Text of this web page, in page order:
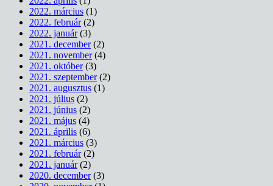
2022. március (1)
2022. február(2)
2022. január(3)
2021. december(2)
2021. november(4)
2021. október(3)
2021. szeptember(2)
2021. augusztus (1)
2021. július (2)
2021. június (2)
2021. május (4)
2021. április (6)
2021. március (3)
2021. február(2)
2021. január(2)
2020. december(3)